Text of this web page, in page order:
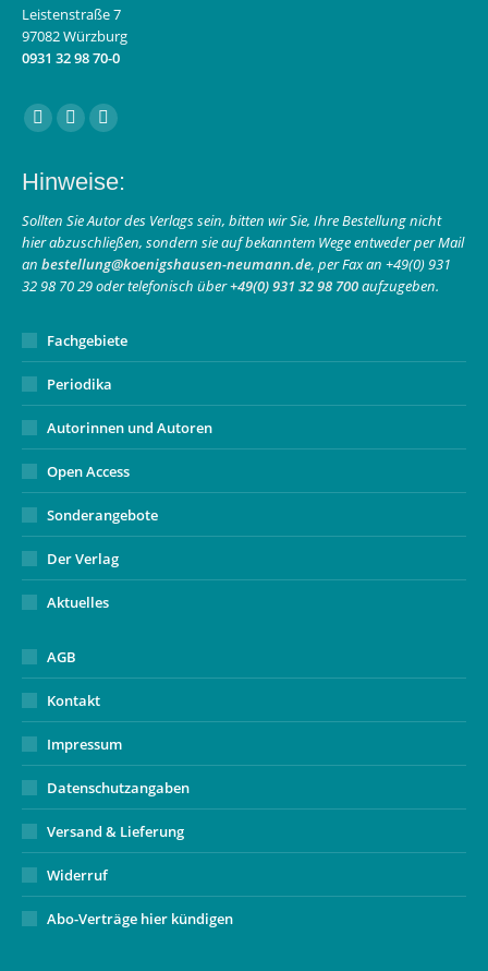
Leistenstraße 7
97082 Würzburg
0931 32 98 70-0
Finden Sie uns auf:
Facebook
opens
in
new
window
Instagram
opens
in
new
window
E-
page
opens
in
new
window
Hinweise:
Sollten Sie Autor des Verlags sein, bitten wir Sie, Ihre Bestellung nicht
hier abzuschließen, sondern sie auf bekanntem Wege entweder per Mail
an bestellung@koenigshausen-neumann.de, per Fax an +49(0) 931
32 98 70 29 oder telefonisch über+49(0) 931 32 98 700aufzugeben.
Fachgebiete
Periodika
Autorinnen und Autoren
Open Access
Sonderangebote
Der Verlag
Aktuelles
AGB
Kontakt
Impressum
Datenschutzangaben
Versand & Lieferung
Widerruf
Abo-Verträge hier kündigen